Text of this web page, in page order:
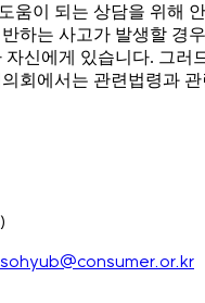
움이 되는 상담을 위해
하는 사고가 발생할 경
신에게 있습니다. 그
회에서는 관련법령과